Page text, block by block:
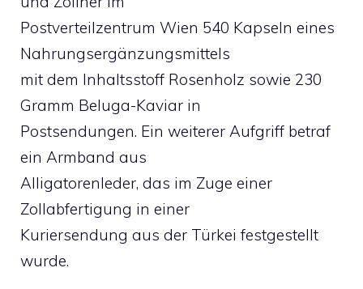
Postverteilzentrum Wien 540 Kapseln eines
Nahrungsergänzungsmittels
mit dem Inhaltsstoff Rosenholz sowie 230
Gramm Beluga-Kaviar in
Postsendungen. Ein weiterer Aufgriff betraf
ein Armband aus
Alligatorenleder, das im Zuge einer
Zollabfertigung in einer
Kuriersendung aus der Türkei festgestellt
wurde.